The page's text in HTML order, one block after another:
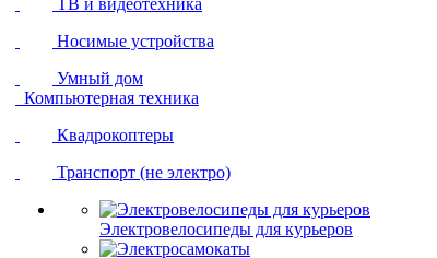
ТВ и видеотехника
Носимые устройства
Умный дом
Компьютерная техника
Квадрокоптеры
Транспорт (не электро)
Электровелосипеды для курьеров